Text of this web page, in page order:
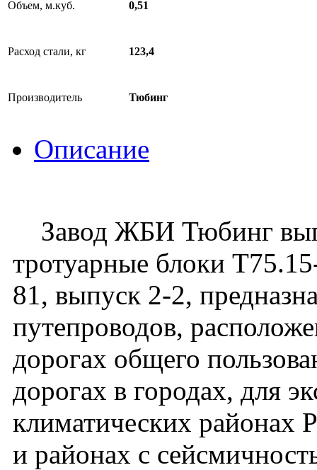
Объем, м.куб. 0,51
Расход стали, кг 123,4
Производитель Тюбинг
Описание
Завод ЖБИ Тюбинг
тротуарные блоки
81, выпуск 2-2,
путепроводов,
дорогах общего
дорогах в городах, для
климатических районах
и районах с